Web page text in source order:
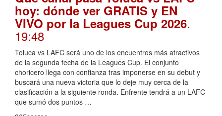
hoy: dónde ver GRATIS y EN
VIVO por la Leagues Cup 2026.
19:48
Toluca vs LAFC será uno de los encuentros más atractivos
de la segunda fecha de la Leagues Cup. El conjunto
choricero llega con confianza tras imponerse en su debut y
buscará una nueva victoria que lo deje muy cerca de la
clasificación a la siguiente ronda. Enfrente tendrá a un LAFC
que sumó dos puntos …